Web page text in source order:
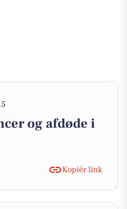
og afdøde i
Kopiér link